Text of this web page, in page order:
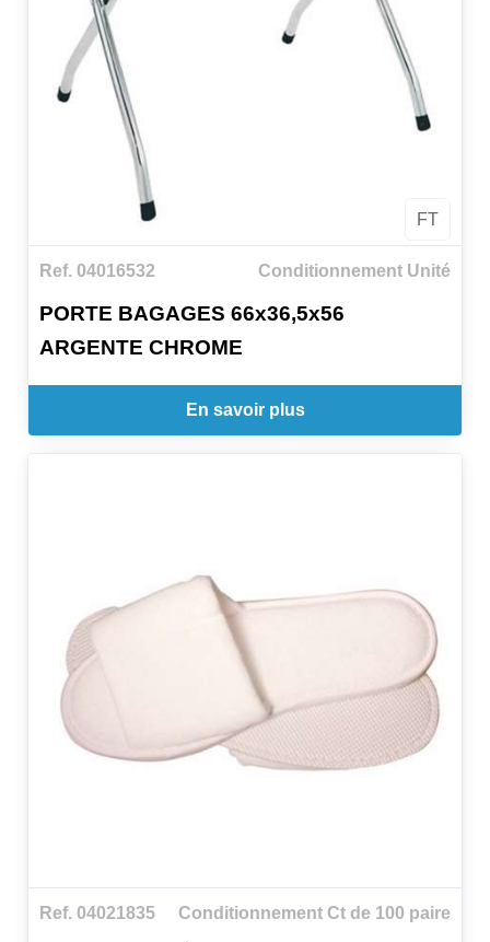
FT
Ref. 04016532 Conditionnement Unité
PORTE BAGAGES 66x36,5x56
ARGENTE CHROME
En savoir plus
Ref. 04021835 Conditionnement Ct de 100 paire